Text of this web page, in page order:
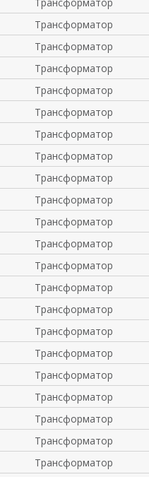
Трансформатор
Трансформатор
Трансформатор
Трансформатор
Трансформатор
Трансформатор
Трансформатор
Трансформатор
Трансформатор
Трансформатор
Трансформатор
Трансформатор
Трансформатор
Трансформатор
Трансформатор
Трансформатор
Трансформатор
Трансформатор
Трансформатор
Трансформатор
Трансформатор